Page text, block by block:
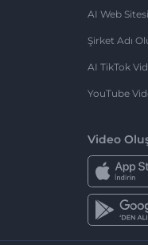
AI Web
Şirket Adı
AI TikTok
YouTube
Video